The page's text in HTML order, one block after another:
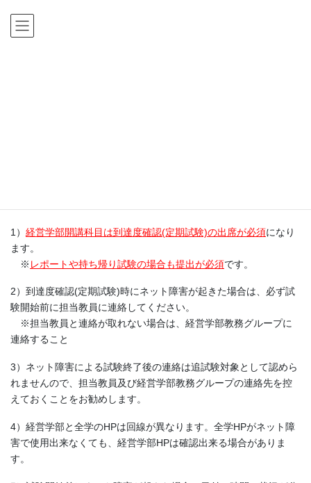
1） 経営学部開講科目は到達度確認(定期試験)の出席が必須になり
ます。
※ レポートや持ち帰り試験の場合も提出が必須です。
2）到達度確認(定期試験)時にネット障害が起きた場合は、必ず試
験開始前に担当教員に連絡してください。
※担当教員と連絡が取れない場合は、経営学部教務グループに
連絡すること
3）ネット障害による試験終了後の連絡は追試験対象として認めら
れませんので、担当教員及び経営学部教務グループの連絡先を控
えておくことをお勧めします。
4）経営学部と全学のHPは回線が異なります。全学HPがネット障
害で使用出来なくても、経営学部HPは確認出来る場合がありま
す。